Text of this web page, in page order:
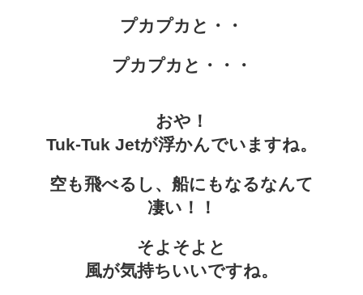
プカプカと・・
プカプカと・・・
おや！
Tuk-Tuk Jetが浮かんでいますね。
空も飛べるし、船にもなるなんて
凄い！！
そよそよと
風が気持ちいいですね。